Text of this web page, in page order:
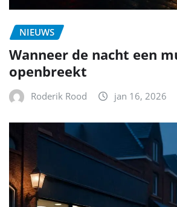
NIEUWS
Wanneer de nacht een
openbreekt
Roderik Rood jan 16, 2026